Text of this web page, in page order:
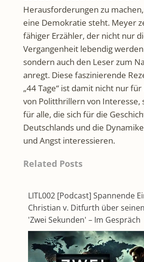
Herausforderungen zu
eine Demokratie steht. Meyer
fähiger Erzähler, der nicht nur
Vergangenheit lebendig
sondern auch den Leser zum
anregt. Diese faszinierende
„44 Tage“ ist damit nicht nur
von Politthrillern von Interesse,
für alle, die sich für die
Deutschlands und die
und Angst interessieren.
Related Posts
LITL002 [Podcast] Spannende
Christian v. Ditfurth über
'Zwei Sekunden' – Im Gespräch